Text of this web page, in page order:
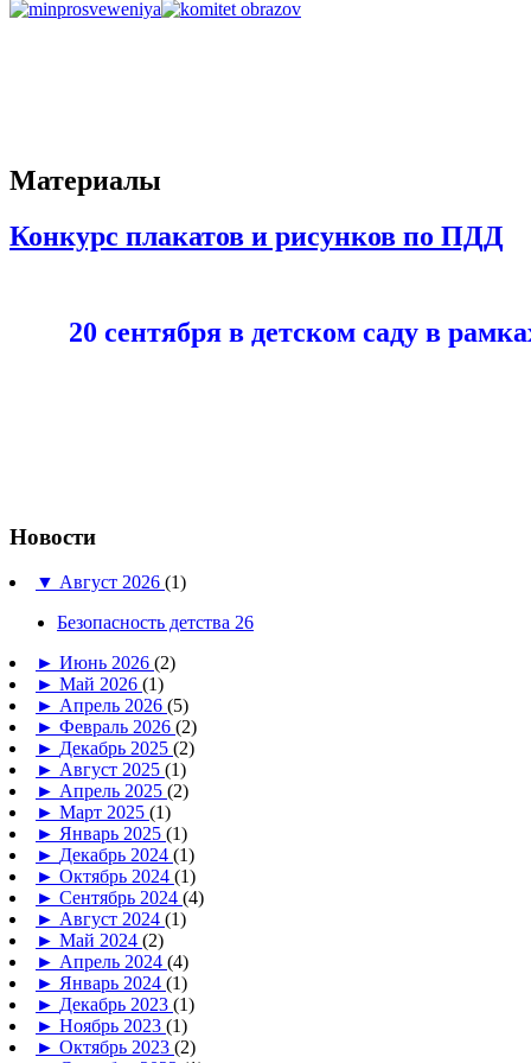
Материалы
Конкурс плакатов и рисунков по ПДД
20 сентября в детском саду в
Новости
▼ Август 2026 (1)
Безопасность детства 26
► Июнь 2026 (2)
► Май 2026 (1)
► Апрель 2026 (5)
► Февраль 2026 (2)
► Декабрь 2025 (2)
► Август 2025 (1)
► Апрель 2025 (2)
► Март 2025 (1)
► Январь 2025 (1)
► Декабрь 2024 (1)
► Октябрь 2024 (1)
► Сентябрь 2024 (4)
► Август 2024 (1)
► Май 2024 (2)
► Апрель 2024 (4)
► Январь 2024 (1)
► Декабрь 2023 (1)
► Ноябрь 2023 (1)
► Октябрь 2023 (2)